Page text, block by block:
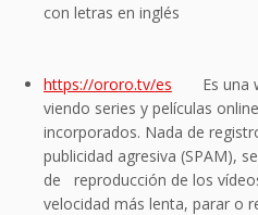
con letras en inglés
https://ororo.tv/es Es una
viendo series y películas
incorporados. Nada de
publicidad agresiva (SPAM),
de reproducción de los
velocidad más lenta, parar o